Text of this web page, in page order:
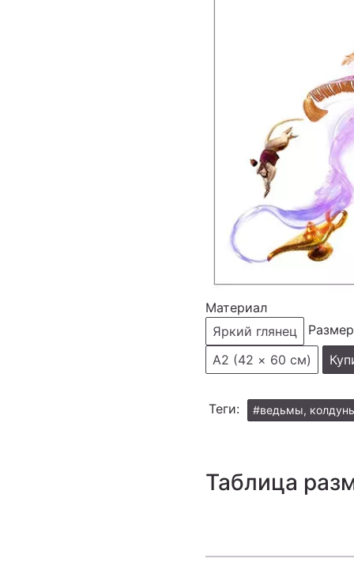
Материал
Яркий глянец
Размер
А2 (42 × 60 см)
Теги: #ведьмы,
Таблица